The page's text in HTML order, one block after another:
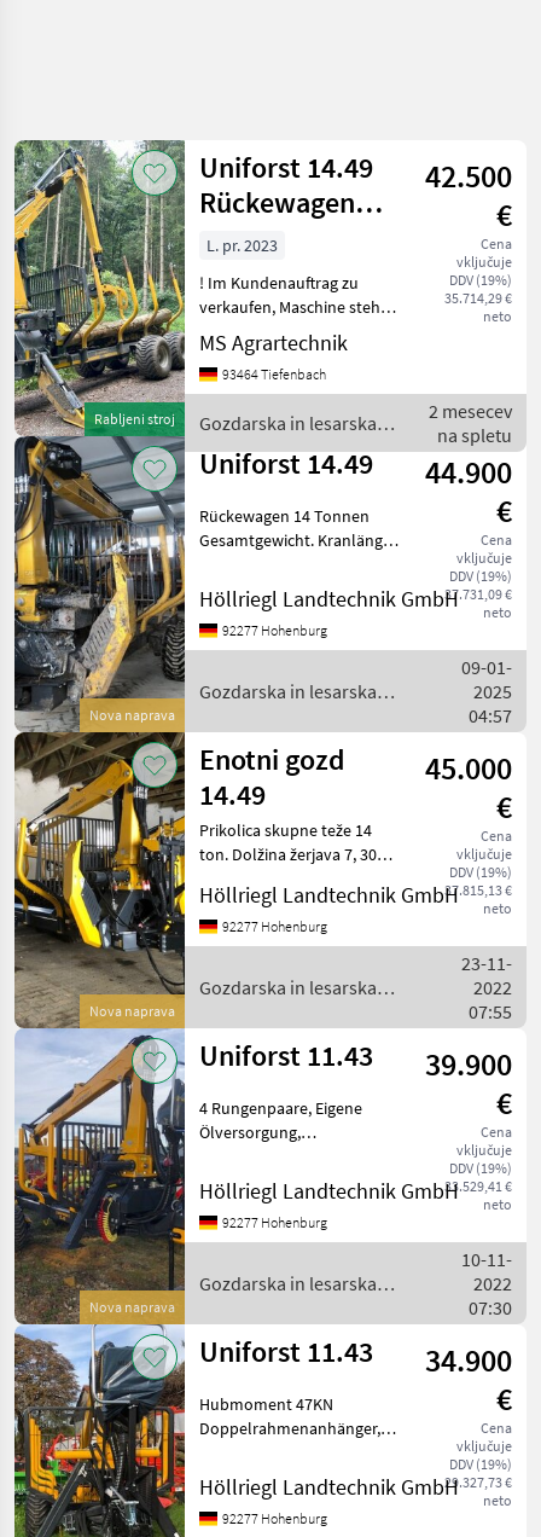
Rabljeni stroj
Uniforst 14.49
Rückewagen
8573 Forstkran
Druckluft
42.500
€
Cena
vključuje
DDV (19%)
35.714,29 €
neto
L. pr. 2023
! Im Kundenauftrag zu
verkaufen, Maschine steht
noch beim Kunden !
Uniforst Rückewagen - Typ:
14.49 - Ersteinsatz 2023 - 15,
Bereifung 500/
MS Agrartechnik
93464 Tiefenbach
Gozdarska in lesarska
mehanizacija / Uniforst
2 mesecev
na spletu
Nova naprava
Uniforst 14.49
44.900
€
Cena
vključuje
DDV (19%)
37.731,09 €
neto
Rückewagen 14 Tonnen
Gesamtgewicht. Kranlänge
Druckluftbremse auf 4
Räder Lenkdeichsel 4
Rungenpaare Rahmen
Vorsteu
Höllriegl Landtechnik GmbH
92277 Hohenburg
Gozdarska in lesarska
09-01-
2025
04:57
Nova naprava
Enotni gozd
14.49
45.000
€
Cena
vključuje
DDV (19%)
37.815,13 €
neto
Prikolica skupne teže 14
ton. Dolžina žerjava 7, 30
Zračna zavora na 4 kolesih
krmilna ojnica 4 pari
opornikov Okvir raztegljiv
Höllriegl Landtechnik GmbH
92277 Hohenburg
Gozdarska in lesarska
23-11-
2022
07:55
Nova naprava
Uniforst 11.43
39.900
€
Cena
vključuje
DDV (19%)
33.529,41 €
neto
4 Rungenpaare, Eigene
Ölversorgung,
Euro Steuerung 400/60 - 15,
5 Räder LED Beleuchtung
Gozdarska in lesarska
prikoli
Höllriegl Landtechnik GmbH
92277 Hohenburg
Gozdarska in lesarska
10-11-
2022
07:30
Uniforst 11.43
34.900
€
Cena
vključuje
DDV (19%)
29.327,73 €
neto
Hubmoment 47KN
Doppelrahmenanhänger,
Euro Steuerung ( Drehhebel
) Lenkdeichsel,
Rahmenverlängerung
Höllriegl Landtechnik GmbH
92277 Hohenburg